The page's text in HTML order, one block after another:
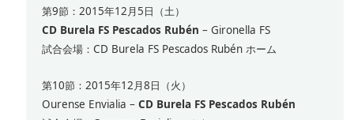
第9節：2015年12月5日（土）
CD Burela FS Pescados Rubén – Gironella FS
試合会場：CD Burela FS Pescados Rubén ホーム
第10節：2015年12月8日（火）
Ourense Envialia –CD Burela FS Pescados Rubén